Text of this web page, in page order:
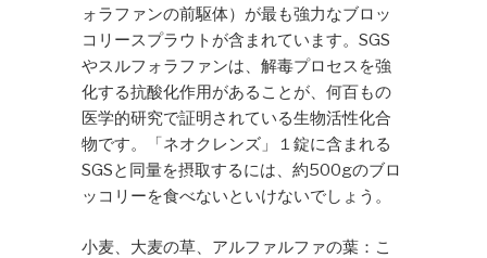
ォラファンの前駆体）が最も強力なブロッ
コリースプラウトが含まれています。SGS
やスルフォラファンは、解毒プロセスを強
化する抗酸化作用があることが、何百もの
医学的研究で証明されている生物活性化合
物です。「ネオクレンズ」１錠に含まれる
SGSと同量を摂取するには、約500gのブロ
ッコリーを食べないといけないでしょう。
小麦、大麦の草、アルファルファの葉：こ